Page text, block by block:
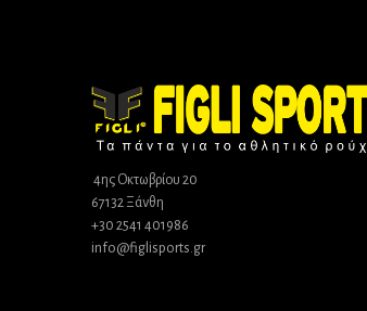
4ης Οκτωβρίου 20
67132 Ξάνθη
+30 2541 401986
info@figlisports.gr